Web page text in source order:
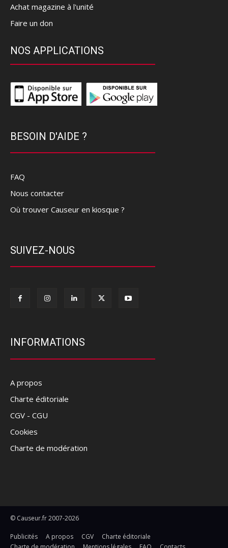
Achat magazine à l'unité
Faire un don
NOS APPLICATIONS
BESOIN D'AIDE ?
FAQ
Nous contacter
Où trouver Causeur en kiosque ?
SUIVEZ-NOUS
INFORMATIONS
A propos
Charte éditoriale
CGV - CGU
Cookies
Charte de modération
© Causeur.fr 2007-2026
Publicités A propos CGV
Charte éditoriale